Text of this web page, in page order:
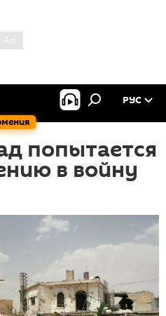
РУС
попытается
в войну